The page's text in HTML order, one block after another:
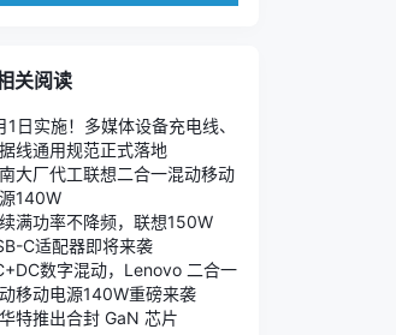
关阅读
1日实施！多媒体设备充电线、
线通用规范正式落地
大厂代工联想二合一混动移动
140W
满功率不降频，联想150W
C适配器即将来袭
数字混动，Lenovo 二合一
移动电源140W重磅来袭
特推出合封 GaN 芯片